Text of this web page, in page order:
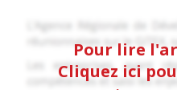
Pour lire
Cliquez ici